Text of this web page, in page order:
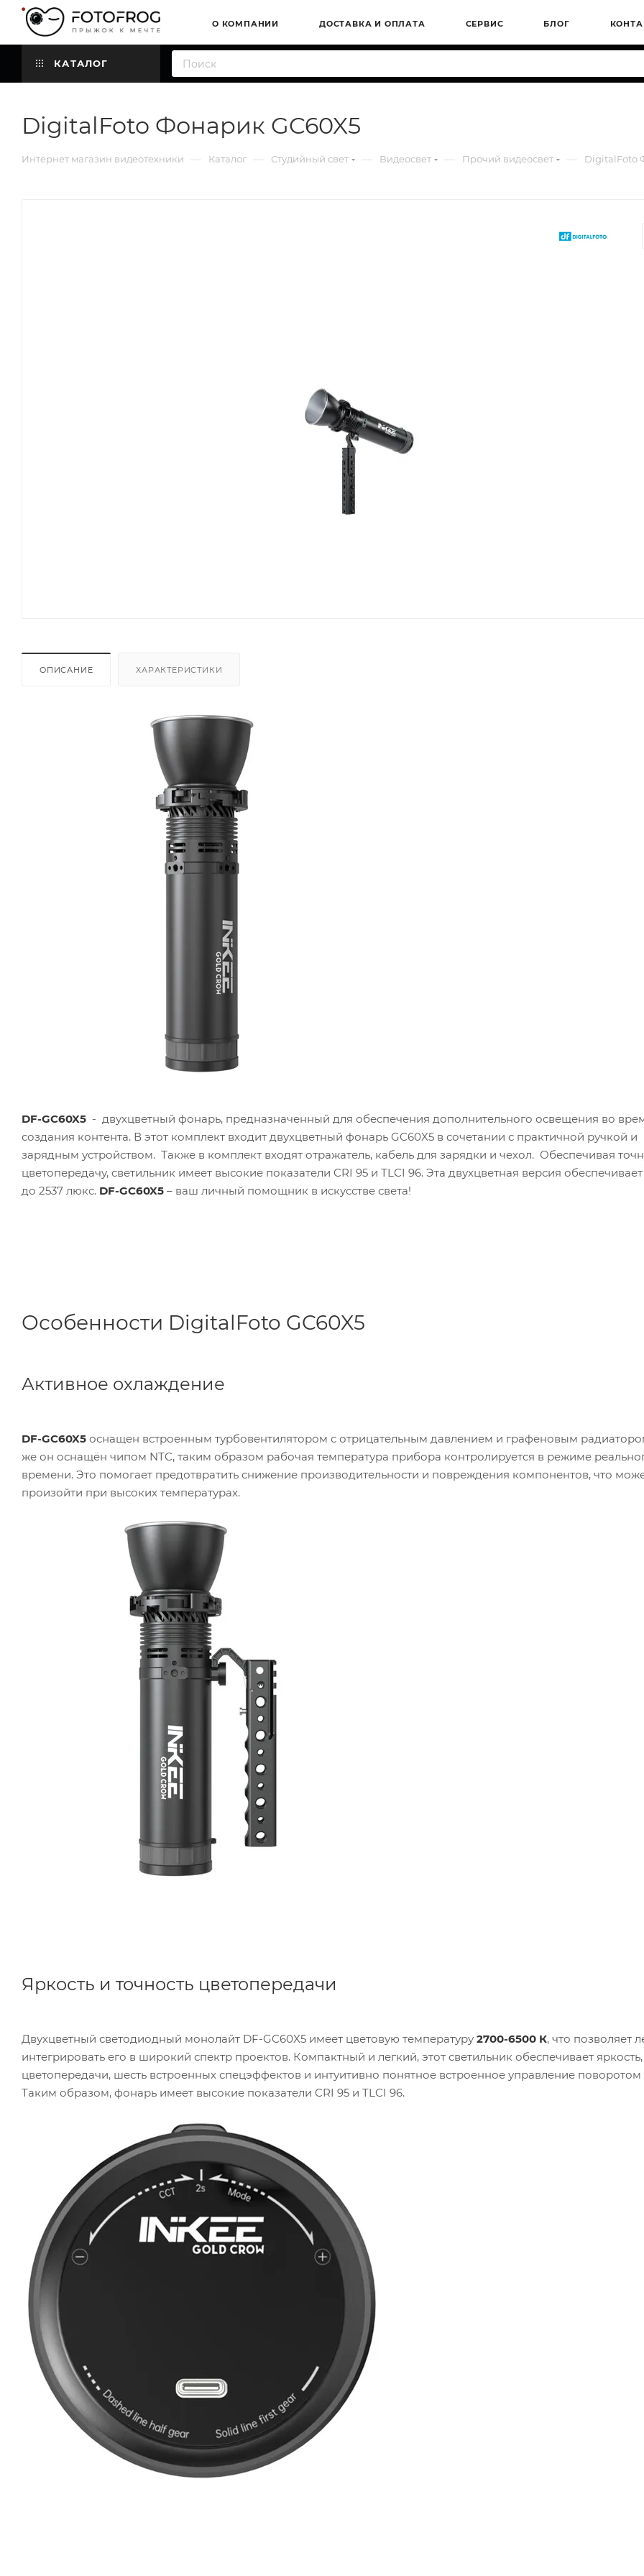
О КОМПАНИИ ДОСТАВКА И ОПЛАТА СЕРВИС БЛОГ
КАТАЛОГ
DigitalFoto Фонарик GC60X5
Интернет магазин видеотехники — Каталог — Студийный свет — Видеосвет — Прочий видеосвет — DigitalFoto
ОПИСАНИЕ ХАРАКТЕРИСТИКИ
DF-GC60X5 - двухцветный фонарь, предназначенный для обеспечения дополнительного освещения во
создания контента. В этот комплект входит двухцветный фонарь GC60X5 в сочетании с практичной ручкой и
зарядным устройством. Также в комплект входят отражатель, кабель для зарядки и чехол. Обеспечивая
цветопередачу, светильник имеет высокие показатели CRI 95 и TLCI 96. Эта двухцветная версия
до 2537 люкс. DF-GC60X5 – ваш личный помощник в искусстве света!
Особенности DigitalFoto GC60X5
Активное охлаждение
DF-GC60X5 оснащен встроенным турбовентилятором с отрицательным давлением и графеновым
же он оснащён чипом NTC, таким образом рабочая температура прибора контролируется в режиме
времени. Это помогает предотвратить снижение производительности и повреждения компонентов, что
произойти при высоких температурах.
Яркость и точность цветопередачи
Двухцветный светодиодный монолайт DF-GC60X5 имеет цветовую температуру 2700-6500 К, что позволяет
интегрировать его в широкий спектр проектов. Компактный и легкий, этот светильник обеспечивает яркость,
цветопередачи, шесть встроенных спецэффектов и интуитивно понятное встроенное управление поворотом
Таким образом, фонарь имеет высокие показатели CRI 95 и TLCI 96.